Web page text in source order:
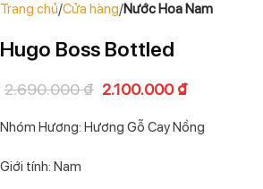
Trang chủ Cửa hàng Nước Hoa Nam
Hugo Boss Bottled
2.690.000₫ 2.100.000₫
Nhóm Hương: Hương Gỗ Cay Nồng
Giới tính: Nam